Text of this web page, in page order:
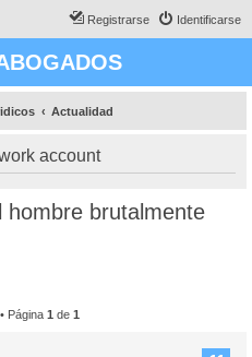
Identificarse
Registrarse
Actualidad
account
hombre brutalmente
Página 1 de 1